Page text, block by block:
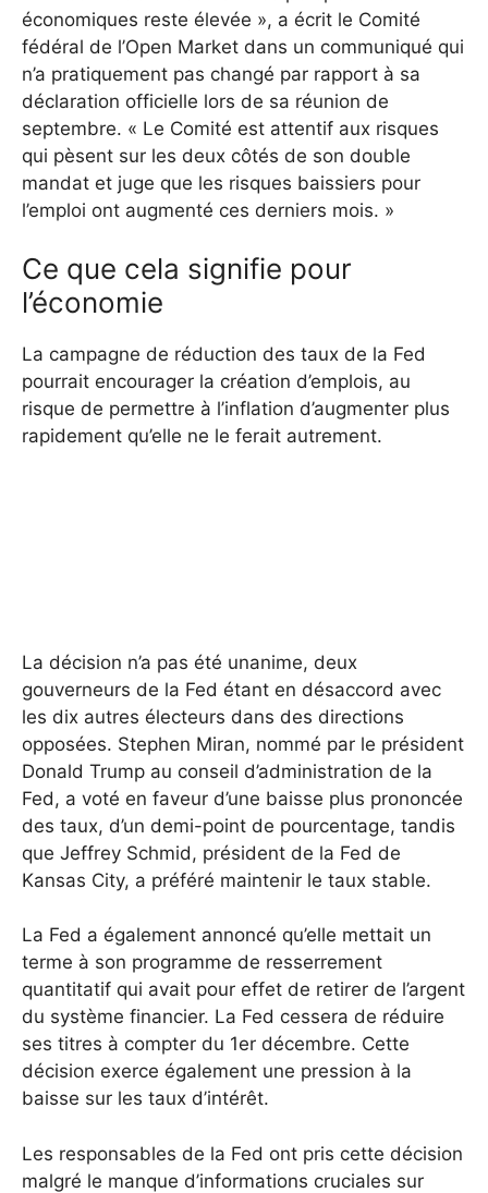
économiques reste élevée », a écrit le Comité
fédéral de l’Open Market dans un communiqué qui
n’a pratiquement pas changé par rapport à sa
déclaration officielle lors de sa réunion de
septembre. « Le Comité est attentif aux risques
qui pèsent sur les deux côtés de son double
mandat et juge que les risques baissiers pour
l’emploi ont augmenté ces derniers mois. »
Ce que cela signifie pour
l’économie
La campagne de réduction des taux de la Fed
pourrait encourager la création d’emplois, au
risque de permettre à l’inflation d’augmenter plus
rapidement qu’elle ne le ferait autrement.
La décision n’a pas été unanime, deux
gouverneurs de la Fed étant en désaccord avec
les dix autres électeurs dans des directions
opposées. Stephen Miran, nommé par le président
Donald Trump au conseil d’administration de la
Fed, a voté en faveur d’une baisse plus prononcée
des taux, d’un demi-point de pourcentage, tandis
que Jeffrey Schmid, président de la Fed de
Kansas City, a préféré maintenir le taux stable.
La Fed a également annoncé qu’elle mettait un
terme à son programme de resserrement
quantitatif qui avait pour effet de retirer de l’argent
du système financier. La Fed cessera de réduire
ses titres à compter du 1er décembre. Cette
décision exerce également une pression à la
baisse sur les taux d’intérêt.
Les responsables de la Fed ont pris cette décision
malgré le manque d’informations cruciales sur